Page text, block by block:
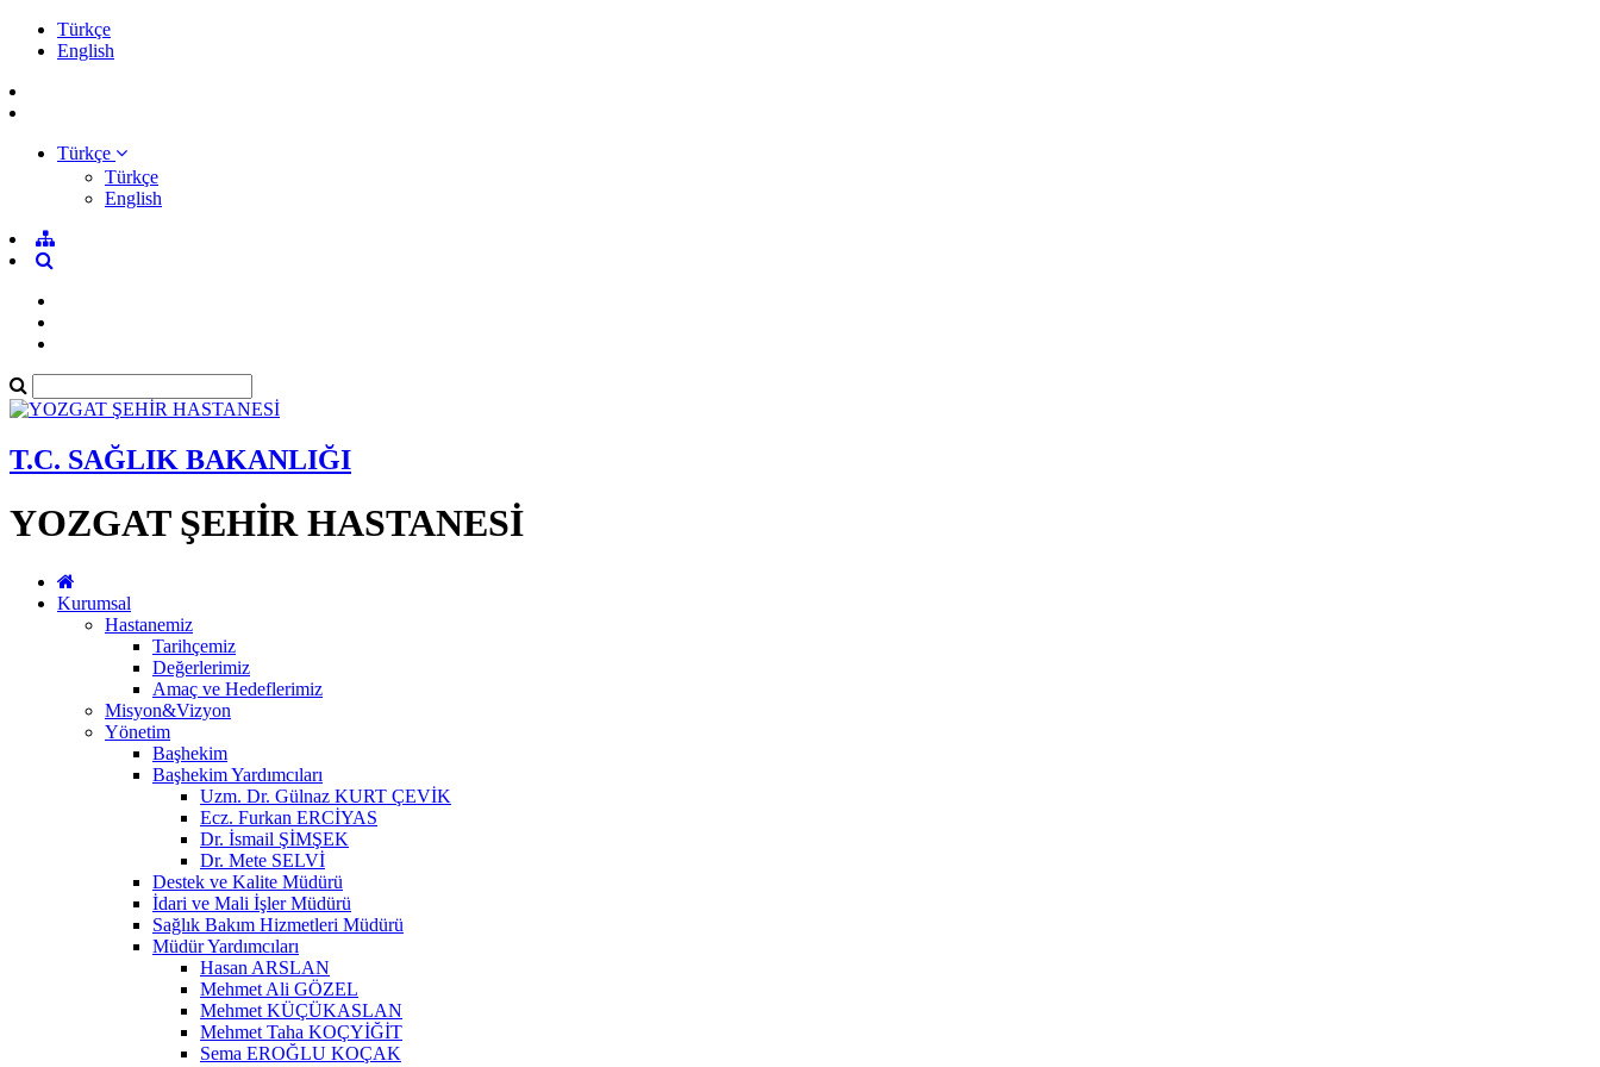
Türkçe
English
Türkçe
Türkçe
English
T.C. SAĞLIK BAKANLIĞI
YOZGAT ŞEHİR HASTANESİ
Kurumsal
Hastanemiz
Tarihçemiz
Değerlerimiz
Amaç ve Hedeflerimiz
Misyon&Vizyon
Yönetim
Başhekim
Başhekim Yardımcıları
Uzm. Dr. Gülnaz KURT ÇEVİK
Ecz. Furkan ERCİYAS
Dr. İsmail ŞİMŞEK
Dr. Mete SELVİ
Destek ve Kalite Müdürü
İdari ve Mali İşler Müdürü
Sağlık Bakım Hizmetleri Müdürü
Müdür Yardımcıları
Hasan ARSLAN
Mehmet Ali GÖZEL
Mehmet KÜÇÜKASLAN
Mehmet Taha KOÇYİĞİT
Sema EROĞLU KOÇAK